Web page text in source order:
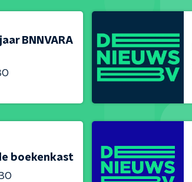
BNNVARA
boekenkast